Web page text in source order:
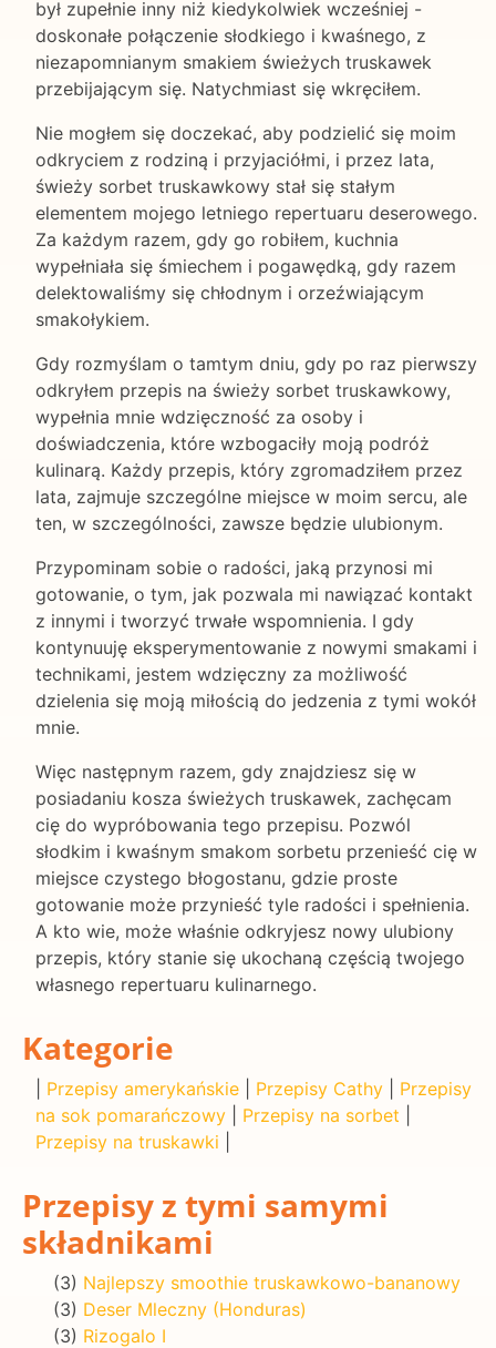
był zupełnie inny niż kiedykolwiek wcześniej -
doskonałe połączenie słodkiego i kwaśnego, z
niezapomnianym smakiem świeżych truskawek
przebijającym się. Natychmiast się wkręciłem.
Nie mogłem się doczekać, aby podzielić się moim
odkryciem z rodziną i przyjaciółmi, i przez lata,
świeży sorbet truskawkowy stał się stałym
elementem mojego letniego repertuaru deserowego.
Za każdym razem, gdy go robiłem, kuchnia
wypełniała się śmiechem i pogawędką, gdy razem
delektowaliśmy się chłodnym i orzeźwiającym
smakołykiem.
Gdy rozmyślam o tamtym dniu, gdy po raz pierwszy
odkryłem przepis na świeży sorbet truskawkowy,
wypełnia mnie wdzięczność za osoby i
doświadczenia, które wzbogaciły moją podróż
kulinarą. Każdy przepis, który zgromadziłem przez
lata, zajmuje szczególne miejsce w moim sercu, ale
ten, w szczególności, zawsze będzie ulubionym.
Przypominam sobie o radości, jaką przynosi mi
gotowanie, o tym, jak pozwala mi nawiązać kontakt
z innymi i tworzyć trwałe wspomnienia. I gdy
kontynuuję eksperymentowanie z nowymi smakami i
technikami, jestem wdzięczny za możliwość
dzielenia się moją miłością do jedzenia z tymi wokół
mnie.
Więc następnym razem, gdy znajdziesz się w
posiadaniu kosza świeżych truskawek, zachęcam
cię do wypróbowania tego przepisu. Pozwól
słodkim i kwaśnym smakom sorbetu przenieść cię w
miejsce czystego błogostanu, gdzie proste
gotowanie może przynieść tyle radości i spełnienia.
A kto wie, może właśnie odkryjesz nowy ulubiony
przepis, który stanie się ukochaną częścią twojego
własnego repertuaru kulinarnego.
Kategorie
Przepisy amerykańskie Przepisy Cathy
Przepisy
na sok pomarańczowy
Przepisy na sorbet
Przepisy na truskawki
Przepisy z tymi samymi
składnikami
(3) Najlepszy smoothie truskawkowo-bananowy
(3) Deser Mleczny (Honduras)
(3) Rizogalo I